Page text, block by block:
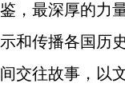
，最深厚的力
和传播各国历
交往故事，以